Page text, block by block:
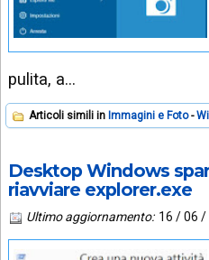
pulita, a…
Articoli simili in Immagini e Foto
Desktop Windows
riavviare explorer.exe
Ultimo aggiornamento: 16 / 06 /